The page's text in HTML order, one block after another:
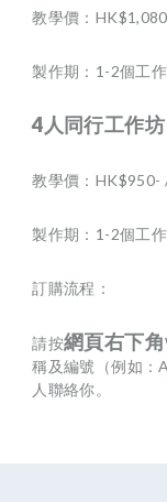
教學價：
製作期：1-2個工
4人同行工作坊
教學價：HK$950-
製作期：1-2個工
訂購流程：
請按網頁右下角
稱及編號（例如：
人聯絡你。